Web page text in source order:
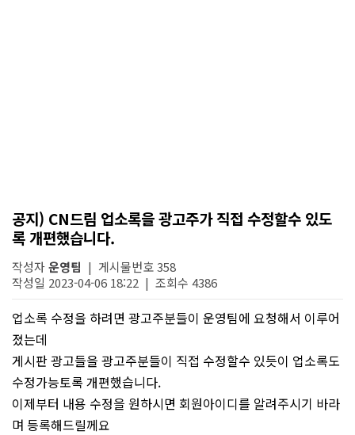
공지) CN드림 업소록을 광고주가 직접 수정할수 있도
록 개편했습니다.
작성자운영팀 | 게시물번호 358
작성일 2023-04-06 18:22 | 조회수 4386
업소록 수정을 하려면 광고주분들이 운영팀에 요청해서 이루어
졌는데
게시판 광고들을 광고주분들이 직접 수정할수 있듯이 업소록도
수정가능토록 개편했습니다.
이제부터 내용 수정을 원하시면 회원아이디를 알려주시기 바라
며 등록해드릴께요